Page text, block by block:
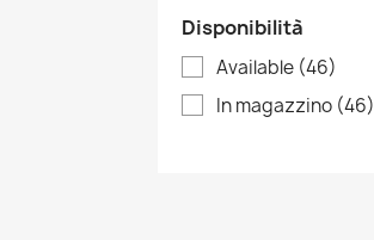
Disponibilità
Available (46)
In magazzino (46)